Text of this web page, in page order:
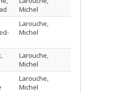
Michel
Larouche,
Michel
Larouche,
Michel
Larouche,
Michel